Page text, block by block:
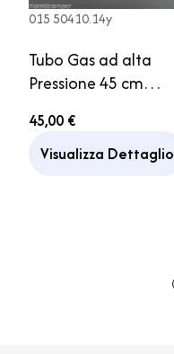
015 50410.14y
Tubo Gas ad alta
Pressione 45 cm
Bombola Camper
Caravan
45,00 €
Visualizza Dettaglio